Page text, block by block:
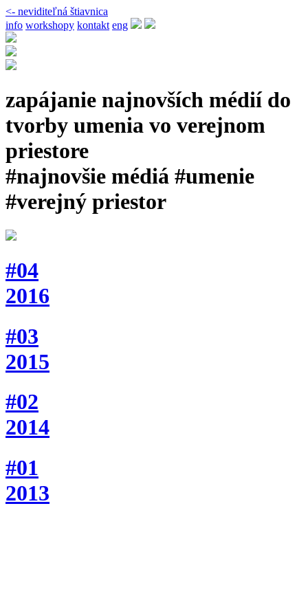
<- neviditeľná štiavnica
info workshopy kontakt eng
zapájanie najnovších médií do
tvorby umenia vo verejnom
priestore
#najnovšie médiá #umenie
#verejný priestor
#04
2016
#03
2015
#02
2014
#01
2013